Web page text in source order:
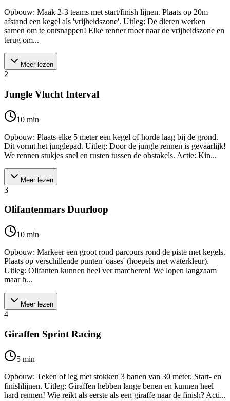
Opbouw: Maak 2-3 teams met start/finish lijnen. Plaats op 20m
afstand een kegel als 'vrijheidszone'. Uitleg: De dieren werken
samen om te ontsnappen! Elke renner moet naar de vrijheidszone en
terug om...
Meer lezen
2
Jungle Vlucht Interval
10 min
Opbouw: Plaats elke 5 meter een kegel of horde laag bij de grond.
Dit vormt het junglepad. Uitleg: Door de jungle rennen is gevaarlijk!
We rennen stukjes snel en rusten tussen de obstakels. Actie: Kin...
Meer lezen
3
Olifantenmars Duurloop
10 min
Opbouw: Markeer een groot rond parcours rond de piste met kegels.
Plaats op verschillende punten 'oases' (hoepels met waterkleur).
Uitleg: Olifanten kunnen heel ver marcheren! We lopen langzaam
maar h...
Meer lezen
4
Giraffen Sprint Racing
5 min
Opbouw: Teken of leg met stokken 3 banen van 30 meter. Start- en
finishlijnen. Uitleg: Giraffen hebben lange benen en kunnen heel
hard rennen! Wie reikt als eerste als een giraffe naar de finish? Acti...